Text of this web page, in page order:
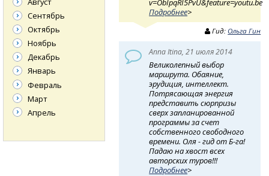
v=ObIpqRI5PvU&feature=youtu.be
Подробнее>
Гид: Ольга Гин
Anna Itina, 21 июля 2014
Великолепный выбор
маршрута. Обаяние,
эрудиция, интеллект.
Потрясающая энергия
представить сюрпризы
сверх запланированной
программы за счет
собственного свободного
времени. Оля - гид от Б-га!
Падаю на хвост всех
авторских туров!!!
Подробнее>
Сентябрь
Октябрь
Ноябрь
Декабрь
Январь
Февраль
Март
Апрель